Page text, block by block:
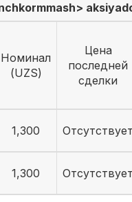
Номинал
(UZS)
Цена
последней
сделки
1,300
Отсутствует
1,300 Отсутствует